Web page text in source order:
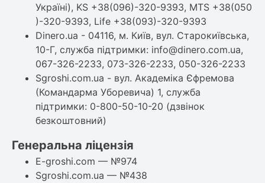
Україні), KS +38(096)-320-9393, MTS +38(050
)-320-9393, Life +38(093)-320-9393
Dinero.ua - 04116, м. Київ, вул. Старокиївська,
10-Г, служба підтримки: info@dinero.com.ua,
067-326-2233, 073-326-2233, 050-326-2233
Sgroshi.com.ua - вул. Академіка Єфремова
(Командарма Уборевича) 1, служба
підтримки: 0-800-50-10-20 (дзвінок
безкоштовний)
Генеральна ліцензія
E-groshi.com — №974
Sgroshi.com.ua — №438